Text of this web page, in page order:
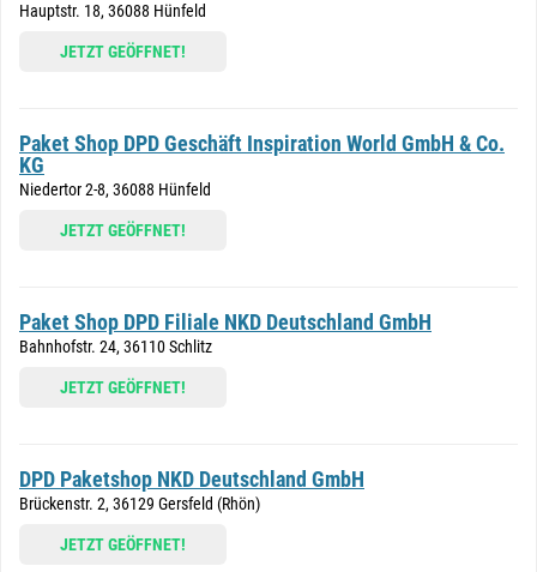
Hauptstr. 18, 36088 Hünfeld
JETZT GEÖFFNET!
Paket Shop DPD Geschäft Inspiration World GmbH & Co.
KG
Niedertor 2-8, 36088 Hünfeld
JETZT GEÖFFNET!
Paket Shop DPD Filiale NKD Deutschland GmbH
Bahnhofstr. 24, 36110 Schlitz
JETZT GEÖFFNET!
DPD Paketshop NKD Deutschland GmbH
Brückenstr. 2, 36129 Gersfeld (Rhön)
JETZT GEÖFFNET!